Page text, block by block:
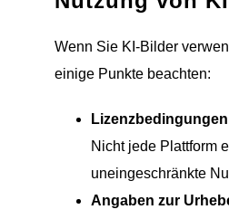
Wenn Sie KI-Bilder
einige Punkte beachten:
Nicht jede Plattform
uneingeschränkte
Angaben zur